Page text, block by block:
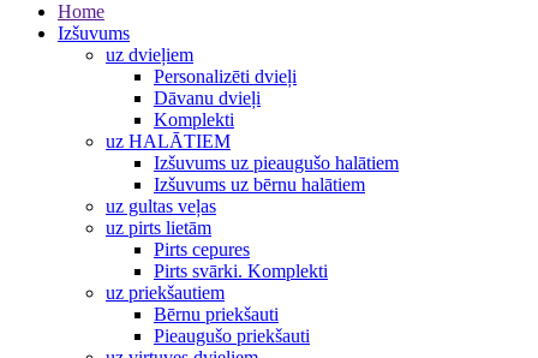
Home
Izšuvums
uz dvieļiem
Personalizēti dvieļi
Dāvanu dvieļi
Komplekti
uz HALĀTIEM
Izšuvums uz pieaugušo halātiem
Izšuvums uz bērnu halātiem
uz gultas veļas
uz pirts lietām
Pirts cepures
Pirts svārki. Komplekti
uz priekšautiem
Bērnu priekšauti
Pieaugušo priekšauti